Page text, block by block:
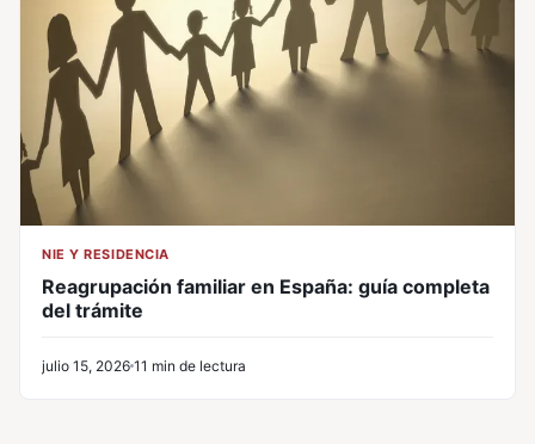
NIE Y RESIDENCIA
Reagrupación familiar en España: guía completa
del trámite
julio 15, 2026 11 min de lectura